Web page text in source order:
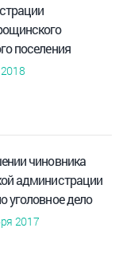
поселения
чиновника
администрации
уголовное дело
2017